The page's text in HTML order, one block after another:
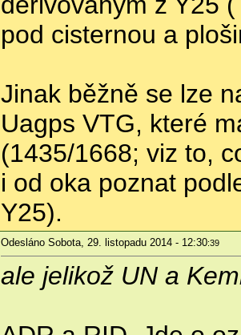
pod cisternou a
Jinak běžně se lze
Uagps VTG, které
(1435/1668; viz to,
i od oka poznat
Y25).
Odesláno Sobota, 29. listopadu 2014 - 12:30:39
ale jelikož UN a